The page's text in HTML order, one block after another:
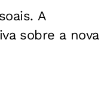
A
sobre a nova